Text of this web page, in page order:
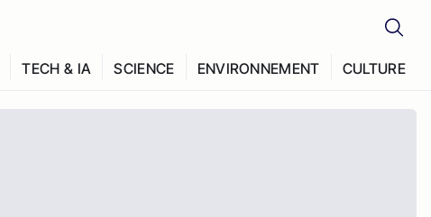
TECH & IA SCIENCE ENVIRONNEMENT CULTURE